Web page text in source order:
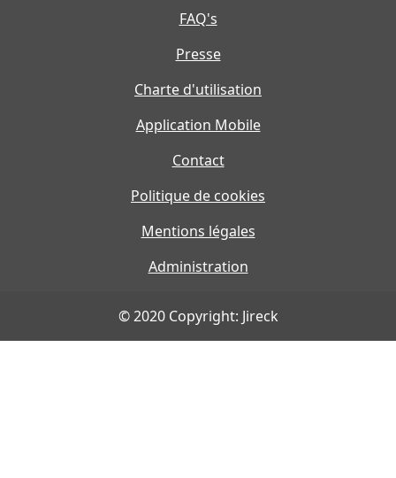
FAQ's
Presse
Charte d'utilisation
Application Mobile
Contact
Politique de cookies
Mentions légales
Administration
© 2020 Copyright: Jireck